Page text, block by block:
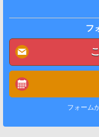
フ
フォーム